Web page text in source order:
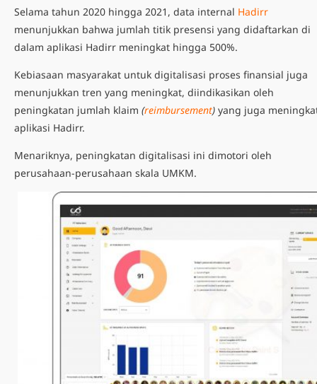
Selama tahun 2020 hingga 2021, data internal Hadirr
menunjukkan bahwa jumlah titik presensi yang didaftarkan di
dalam aplikasi Hadirr meningkat hingga 500%.
Kebiasaan masyarakat untuk digitalisasi proses finansial juga
menunjukkan tren yang meningkat, diindikasikan oleh
peningkatan jumlah klaim (reimbursement) yang juga
aplikasi Hadirr.
Menariknya, peningkatan digitalisasi ini dimotori oleh
perusahaan-perusahaan skala UMKM.